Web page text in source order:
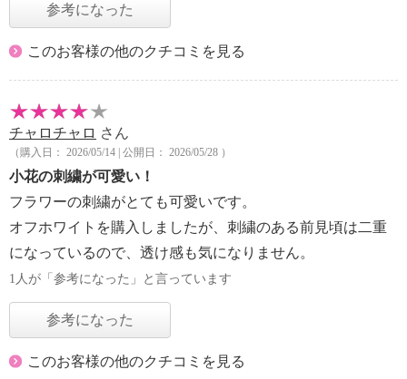
参考になった
このお客様の他のクチコミを見る
チャロチャロ さん
（購入日： 2026/05/14 | 公開日： 2026/05/28 ）
小花の刺繍が可愛い！
フラワーの刺繍がとても可愛いです。
オフホワイトを購入しましたが、刺繍のある前見頃は二重
になっているので、透け感も気になりません。
1人が「参考になった」と言っています
参考になった
このお客様の他のクチコミを見る